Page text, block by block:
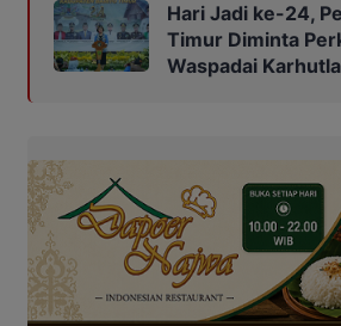
Hari Jadi ke-24,
Timur Diminta
Waspadai Karhutla